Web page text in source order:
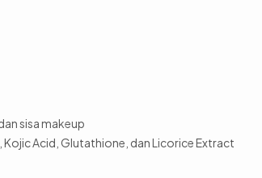
sisa makeup
Acid, Glutathione, dan Licorice Extract